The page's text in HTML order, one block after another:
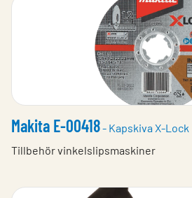
Makita E-00418- Kapskiva X-Lock
Tillbehör vinkelslipsmaskiner